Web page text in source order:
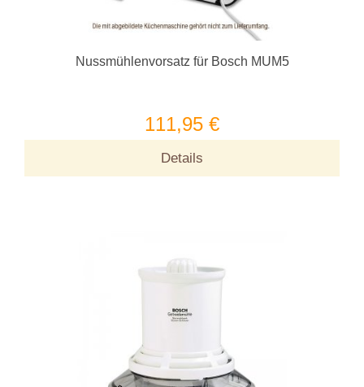
Nussmühlenvorsatz für Bosch MUM5
111,95 €
Details